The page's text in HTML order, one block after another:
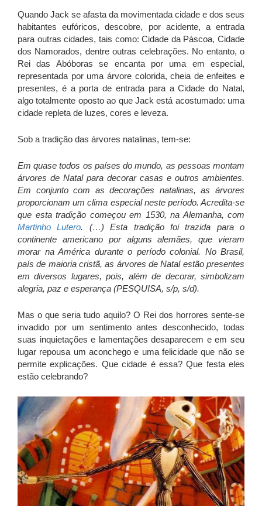
Quando Jack se afasta da movimentada cidade e dos seus
habitantes eufóricos, descobre, por acidente, a entrada
para outras cidades, tais como: Cidade da Páscoa, Cidade
dos Namorados, dentre outras celebrações. No entanto, o
Rei das Abóboras se encanta por uma em especial,
representada por uma árvore colorida, cheia de enfeites e
presentes, é a porta de entrada para a Cidade do Natal,
algo totalmente oposto ao que Jack está acostumado: uma
cidade repleta de luzes, cores e leveza.
Sob a tradição das árvores natalinas, tem-se:
Em quase todos os países do mundo, as pessoas montam
árvores de Natal para decorar casas e outros ambientes.
Em conjunto com as decorações natalinas, as árvores
proporcionam um clima especial neste período. Acredita-se
que esta tradição começou em 1530, na Alemanha, com
Martinho Lutero. (…) Esta tradição foi trazida para o
continente americano por alguns alemães, que vieram
morar na América durante o período colonial. No Brasil,
país de maioria cristã, as árvores de Natal estão presentes
em diversos lugares, pois, além de decorar, simbolizam
alegria, paz e esperança (PESQUISA, s/p, s/d).
Mas o que seria tudo aquilo? O Rei dos horrores sente-se
invadido por um sentimento antes desconhecido, todas
suas inquietações e lamentações desaparecem e em seu
lugar repousa um aconchego e uma felicidade que não se
permite explicações. Que cidade é essa? Que festa eles
estão celebrando?